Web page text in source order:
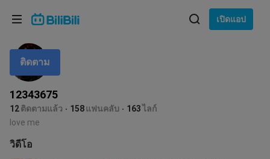
เปิดแอป
12343675
12ติดตามแล้ว 158แฟนคลับ 163ไลก์
ติดตาม
love me
วิดีโอ
ภาษา: ภาษาไทย
ข้าสู่
ะบบ
เลือกภาษา
English
ภาษาไทย
Tiếng Việt
Bahasa Indonesia